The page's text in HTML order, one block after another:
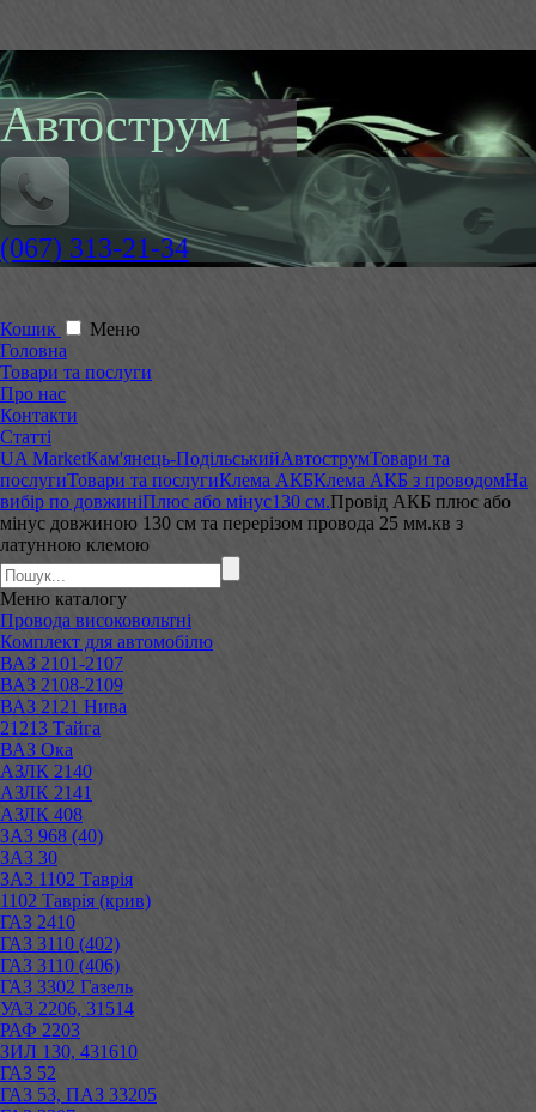
Автострум
(067) 313-21-34
Кошик
Меню
Головна
Товари та послуги
Про нас
Контакти
Статті
UA MarketКам'янець-ПодільськийАвтострумТовари та
послугиТовари та послугиКлема АКБКлема АКБ з проводомНа
вибір по довжиніПлюс або мінус130 см.Провід АКБ плюс або
мінус довжиною 130 см та перерізом провода 25 мм.кв з
латунною клемою
Меню каталогу
Провода високовольтні
Комплект для автомобілю
ВАЗ 2101-2107
ВАЗ 2108-2109
ВАЗ 2121 Нива
21213 Тайга
ВАЗ Ока
АЗЛК 2140
АЗЛК 2141
АЗЛК 408
ЗАЗ 968 (40)
ЗАЗ 30
ЗАЗ 1102 Таврія
1102 Таврія (крив)
ГАЗ 2410
ГАЗ 3110 (402)
ГАЗ 3110 (406)
ГАЗ 3302 Газель
УАЗ 2206, 31514
РАФ 2203
ЗИЛ 130, 431610
ГАЗ 52
ГАЗ 53, ПАЗ 33205